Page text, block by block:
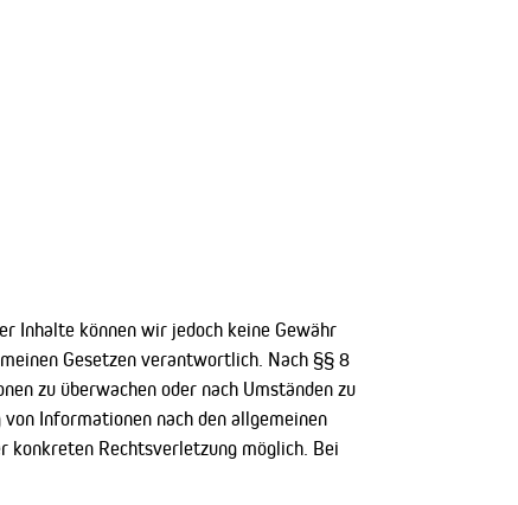
Inhalte können wir jedoch keine Gewähr
Gesetzen verantwortlich. Nach §§ 8
zu überwachen oder nach Umständen zu
Informationen nach den allgemeinen
konkreten Rechtsverletzung möglich. Bei